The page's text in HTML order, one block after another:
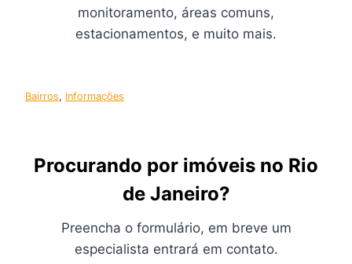
monitoramento, áreas comuns,
estacionamentos, e muito mais.
Bairros, Informações
Procurando por imóveis no Rio
de Janeiro?
Preencha o formulário, em breve um
especialista entrará em contato.